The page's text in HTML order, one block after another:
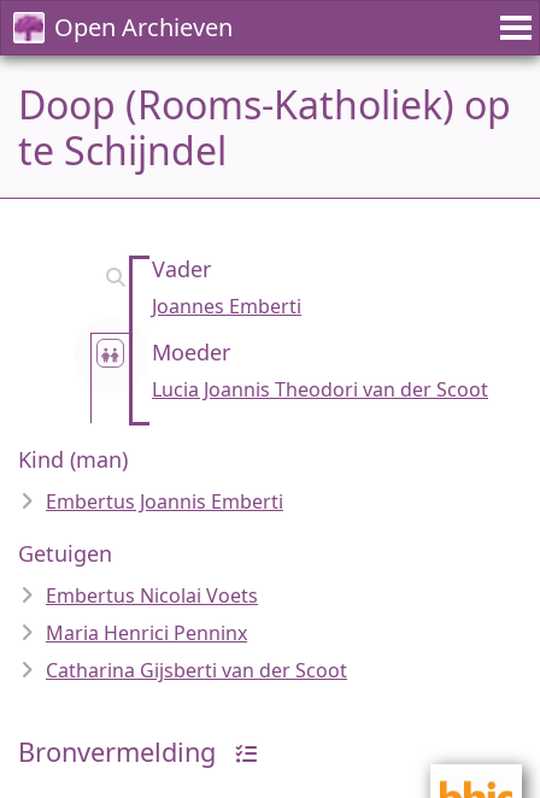
Open Archieven
Doop (Rooms-Katholiek) op
te Schijndel
Vader
Joannes Emberti
Moeder
Lucia Joannis Theodori van der Scoot
Kind (man)
Embertus Joannis Emberti
Getuigen
Embertus Nicolai Voets
Maria Henrici Penninx
Catharina Gijsberti van der Scoot
Bronvermelding